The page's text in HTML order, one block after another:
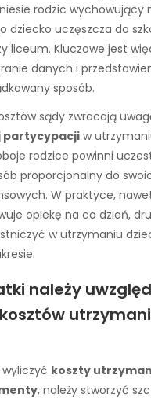
rodzic wychowujący
dziecko uczęszcza do
liceum. Kluczowe jest
danych i
sposób.
sądy zwracają
partycypacjiw
rodzice powinni
proporcjonalny do
W praktyce,
opiekę na co dzień,
w utrzymaniu
należy
wyliczyć koszty
, należy stworzyć